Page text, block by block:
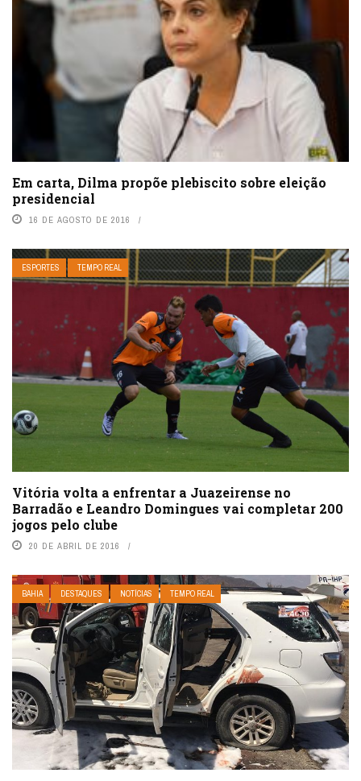
Em carta, Dilma propõe plebiscito sobre eleição
presidencial
16 DE AGOSTO DE 2016
ESPORTES TEMPO REAL
Vitória volta a enfrentar a Juazeirense no
Barradão e Leandro Domingues vai completar 200
jogos pelo clube
20 DE ABRIL DE 2016
BAHIA DESTAQUES NOTÍCIAS TEMPO REAL